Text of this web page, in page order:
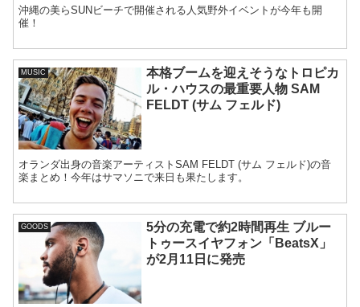
沖縄の美らSUNビーチで開催される人気野外イベントが今年も開
催！
MUSIC
本格ブームを迎えそうなトロピカ
ル・ハウスの最重要人物 SAM
FELDT (サム フェルド)
オランダ出身の音楽アーティストSAM FELDT (サム フェルド)の音
楽まとめ！今年はサマソニで来日も果たします。
GOODS
5分の充電で約2時間再生 ブルー
トゥースイヤフォン「BeatsX」
が2月11日に発売